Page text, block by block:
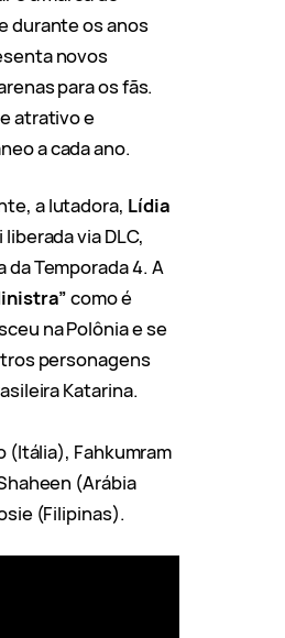
durante os anos
novos
para os fãs.
atrativo e
a cada ano.
a lutadora, Lídia
liberada via DLC,
da Temporada 4. A
como é
na Polônia e se
personagens
Katarina.
(Itália), Fahkumram
(Arábia
(Filipinas).